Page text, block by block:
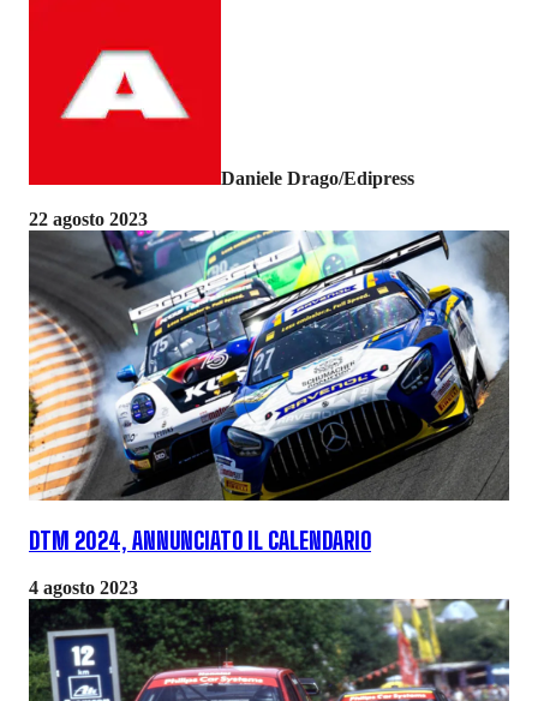
Daniele Drago/Edipress
22 agosto 2023
DTM 2024, ANNUNCIATO IL CALENDARIO
4 agosto 2023